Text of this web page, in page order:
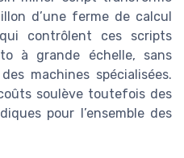
d’une ferme de calcul
contrôlent ces scripts
à grande échelle, sans
machines spécialisées.
soulève toutefois des
pour l’ensemble des